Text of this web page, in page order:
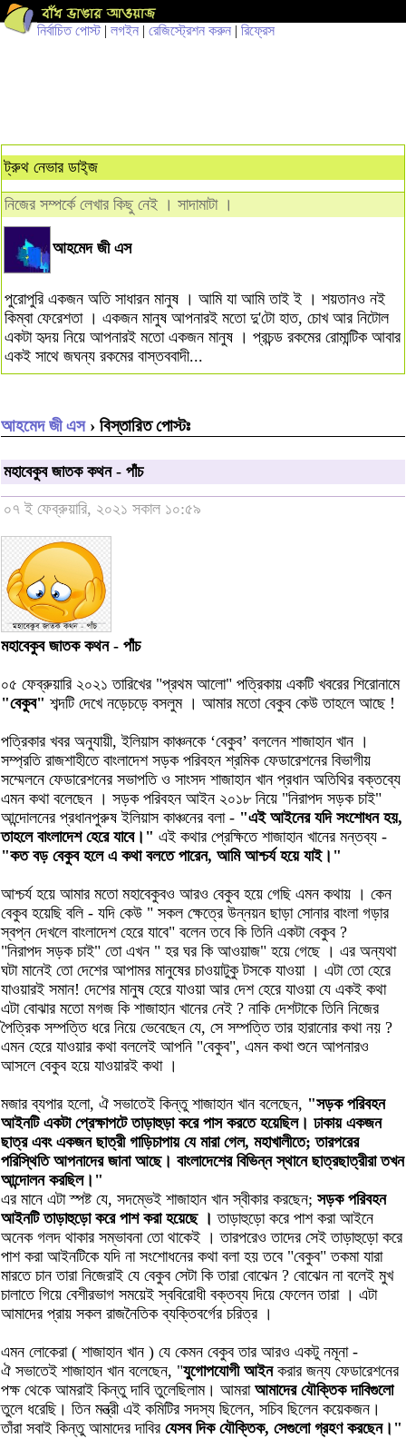
নির্বাচিত পোস্ট| লগইন | রেজিস্ট্রেশন করুন | রিফ্রেস
ট্রুথ নেভার ডাই্‌জ
নিজের সম্পর্কে লেখার কিছু নেই । সাদামাটা ।
আহমেদ জী এস
পুরোপুরি একজন অতি সাধারন মানুষ । আমি যা আমি তাই ই । শয়তানও নই
কিম্বা ফেরেশতা । একজন মানুষ আপনারই মতো দু'টো হাত, চোখ আর নিটোল
একটা হৃদয় নিয়ে আপনারই মতো একজন মানুষ । প্রচন্ড রকমের রোমান্টিক আবার
একই সাথে জঘন্য রকমের বাস্তববাদী...
আহমেদ জী এস› বিস্তারিত পোস্টঃ
মহাবেকুব জাতক কথন - পাঁচ
০৭ ই ফেব্রুয়ারি, ২০২১ সকাল ১০:৫৯
মহাবেকুব জাতক কথন - পাঁচ
০৫ ফেব্রুয়ারি ২০২১ তারিখের "প্রথম আলো" পত্রিকায় একটি খবরের শিরোনামে
"বেকুব" শব্দটি দেখে নড়েচড়ে বসলুম । আমার মতো বেকুব কেউ তাহলে আছে !
পত্রিকার খবর অনুযায়ী, ইলিয়াস কাঞ্চনকে ‘বেকুব’ বললেন শাজাহান খান ।
সম্প্রতি রাজশাহীতে বাংলাদেশ সড়ক পরিবহন শ্রমিক ফেডারেশনের বিভাগীয়
সম্মেলনে ফেডারেশনের সভাপতি ও সাংসদ শাজাহান খান প্রধান অতিথির বক্তব্যে
এমন কথা বলেছেন । সড়ক পরিবহন আইন ২০১৮ নিয়ে "নিরাপদ সড়ক চাই"
আন্দোলনের প্রধানপুরুষ ইলিয়াস কাঞ্চনের বলা - "এই আইনের যদি সংশোধন হয়,
তাহলে বাংলাদেশ হেরে যাবে।" এই কথার প্রেক্ষিতে শাজাহান খানের মন্তব্য -
"কত বড় বেকুব হলে এ কথা বলতে পারেন, আমি আশ্চর্য হয়ে যাই।"
আশ্চর্য হয়ে আমার মতো মহাবেকুবও আরও বেকুব হয়ে গেছি এমন কথায় । কেন
বেকুব হয়েছি বলি - যদি কেউ " সকল ক্ষেত্রে উন্নয়ন ছাড়া সোনার বাংলা গড়ার
স্বপ্ন দেখলে বাংলাদেশ হেরে যাবে" বলেন তবে কি তিনি একটা বেকুব ?
"নিরাপদ সড়ক চাই" তো এখন " হর ঘর কি আওয়াজ" হয়ে গেছে । এর অন্যথা
ঘটা মানেই তো দেশের আপামর মানুষের চাওয়াটুকু টসকে যাওয়া । এটা তো হেরে
যাওয়ারই সমান! দেশের মানুষ হেরে যাওয়া আর দেশ হেরে যাওয়া যে একই কথা
এটা বোঝার মতো মগজ কি শাজাহান খানের নেই ? নাকি দেশটাকে তিনি নিজের
পৈত্রিক সম্পত্তি ধরে নিয়ে ভেবেছেন যে, সে সম্পত্তি তার হারানোর কথা নয় ?
এমন হেরে যাওয়ার কথা বললেই আপনি "বেকুব", এমন কথা শুনে আপনারও
আসলে বেকুব হয়ে যাওয়ারই কথা ।
মজার ব্যপার হলো, ঐ সভাতেই কিন্তু শাজাহান খান বলেছেন, "সড়ক পরিবহন
আইনটি একটা প্রেক্ষাপটে তাড়াহুড়া করে পাস করতে হয়েছিল। ঢাকায় একজন
ছাত্র এবং একজন ছাত্রী গাড়িচাপায় যে মারা গেল, মহাখালীতে; তারপরের
পরিস্থিতি আপনাদের জানা আছে। বাংলাদেশের বিভিন্ন স্থানে ছাত্রছাত্রীরা তখন
আন্দোলন করছিল।"
এর মানে এটা স্পষ্ট যে, সদম্ভেই শাজাহান খান স্বীকার করছেন; সড়ক পরিবহন
আইনটি তাড়াহুড়ো করে পাশ করা হয়েছে । তাড়াহুড়ো করে পাশ করা আইনে
অনেক গলদ থাকার সম্ভাবনা তো থাকেই । তারপরেও তাদের সেই তাড়াহুড়ো করে
পাশ করা আইনটিকে যদি না সংশোধনের কথা বলা হয় তবে "বেকুব" তকমা যারা
মারতে চান তারা নিজেরাই যে বেকুব সেটা কি তারা বোঝেন ? বোঝেন না বলেই মুখ
চালাতে গিয়ে বেশীরভাগ সময়েই স্ববিরোধী বক্তব্য দিয়ে ফেলেন তারা । এটা
আমাদের প্রায় সকল রাজনৈতিক ব্যক্তিবর্গের চরিত্র ।
এমন লোকেরা ( শাজাহান খান ) যে কেমন বেকুব তার আরও একটু নমূনা -
ঐ সভাতেই শাজাহান খান বলেছেন, "যুগোপযোগী আইন করার জন্য ফেডারেশনের
পক্ষ থেকে আমরাই কিন্তু দাবি তুলেছিলাম। আমরা আমাদের যৌক্তিক দাবিগুলো
তুলে ধরেছি। তিন মন্ত্রী এই কমিটির সদস্য ছিলেন, সচিব ছিলেন কয়েকজন।
তাঁরা সবাই কিন্তু আমাদের দাবির যেসব দিক যৌক্তিক, সেগুলো গ্রহণ করছেন।"